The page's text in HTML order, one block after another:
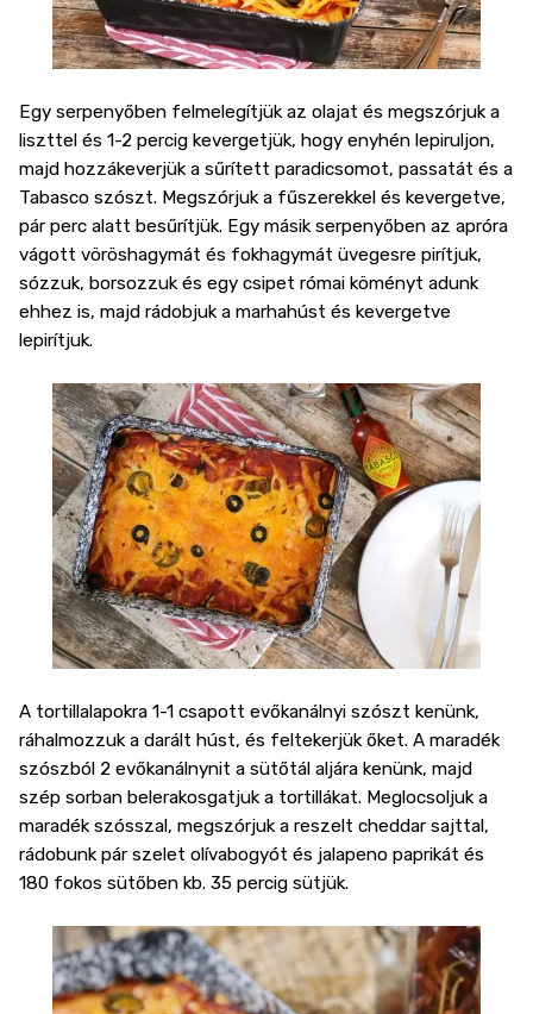
Egy serpenyőben felmelegítjük az olajat és megszórjuk a
liszttel és 1-2 percig kevergetjük, hogy enyhén lepiruljon,
majd hozzákeverjük a sűrített paradicsomot, passatát és a
Tabasco szószt. Megszórjuk a fűszerekkel és kevergetve,
pár perc alatt besűrítjük. Egy másik serpenyőben az apróra
vágott vöröshagymát és fokhagymát üvegesre pirítjuk,
sózzuk, borsozzuk és egy csipet római köményt adunk
ehhez is, majd rádobjuk a marhahúst és kevergetve
lepirítjuk.
A tortillalapokra 1-1 csapott evőkanálnyi szószt kenünk,
ráhalmozzuk a darált húst, és feltekerjük őket. A maradék
szószból 2 evőkanálnynit a sütőtál aljára kenünk, majd
szép sorban belerakosgatjuk a tortillákat. Meglocsoljuk a
maradék szósszal, megszórjuk a reszelt cheddar sajttal,
rádobunk pár szelet olívabogyót és jalapeno paprikát és
180 fokos sütőben kb. 35 percig sütjük.